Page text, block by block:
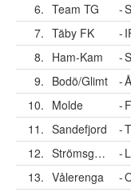
6. Team TG -
7. Täby FK -
8. Ham-Kam -
9. Bodö/Glimt -
10. Molde -
11. Sandefjord -
12.
Strömsgodset -
13. Vålerenga -